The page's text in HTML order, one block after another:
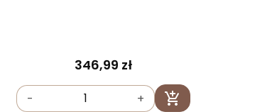
346,99 zł
- + 